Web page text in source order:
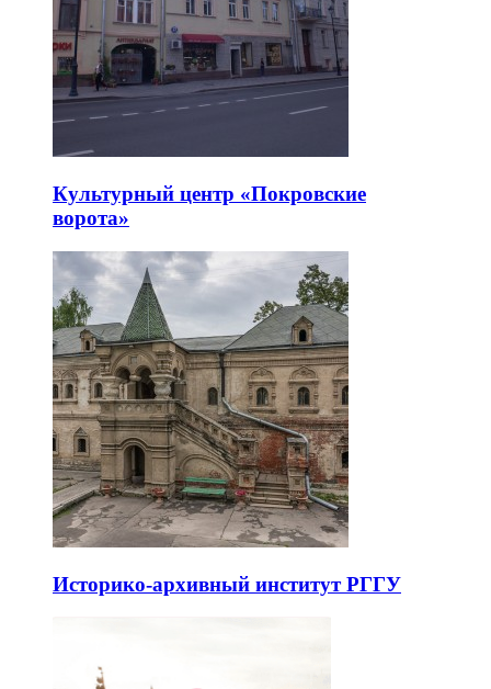
Культурный центр «Покровские
ворота»
Историко-архивный институт РГГУ